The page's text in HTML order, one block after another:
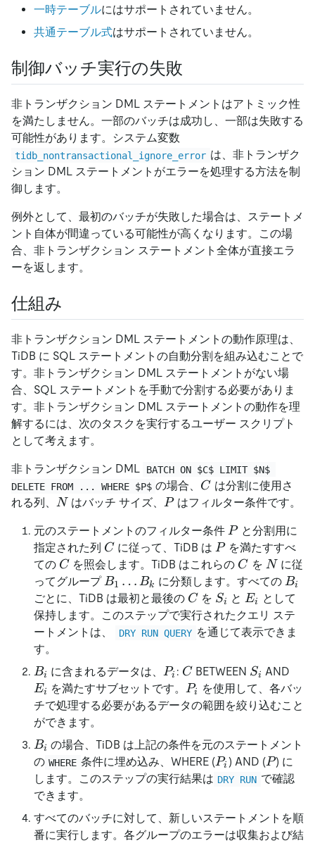
一時テーブルにはサポートされていません。
共通テーブル式はサポートされていません。
制御バッチ実行の失敗
非トランザクション DML ステートメントはアトミック性
を満たしません。一部のバッチは成功し、一部は失敗する
可能性があります。システム変数
tidb_nontransactional_ignore_error は、非トランザク
ション DML ステートメントがエラーを処理する方法を制
御します。
例外として、最初のバッチが失敗した場合は、ステートメ
ント自体が間違っている可能性が高くなります。この場
合、非トランザクション ステートメント全体が直接エラ
ーを返します。
仕組み
非トランザクション DML ステートメントの動作原理は、
TiDB に SQL ステートメントの自動分割を組み込むことで
す。非トランザクション DML ステートメントがない場
合、SQL ステートメントを手動で分割する必要がありま
す。非トランザクション DML ステートメントの動作を理
解するには、次のタスクを実行するユーザー スクリプト
として考えます。
非トランザクション DML
BATCH ON $C$ LIMIT $N$
DELETE FROM ... WHERE $P$ の場合、 C
C は分割に使用さ
れる列、 N
N はバッチ サイズ、P
Pはフィルター条件です。
元のステートメントのフィルター条件 P
Pと分割用に
指定された列 C
C に従って、TiDB はP
P を満たすすべ
ての C
C を照会します。TiDB はこれらの C
C を N
N に従
ってグループB_1
\dots
B_k
B1 … Bk に分類します。すべてのB_i
Bi
ごとに、TiDB は最初と最後の C
C を S_i
Si とE_i
Ei
として
保持します。このステップで実行されたクエリ ステ
ートメントは、
DRY RUN QUERY を通じて表示できま
す。
B_i
Bi に含まれるデータは、 P_i
Pi : C
C BETWEEN S_i
Si AND
Ei を満たすサブセットです。P_i
Pi
を使用して、各バッ
チで処理する必要があるデータの範囲を絞り込むこと
ができます。
B_i
Bi の場合、TiDB は上記の条件を元のステートメント
の WHERE 条件に埋め込み、WHERE (P_i
Pi ) AND (P
P) に
します。このステップの実行結果は DRY RUN で確認
できます。
すべてのバッチに対して、新しいステートメントを順
番に実行します。各グループのエラーは収集および結